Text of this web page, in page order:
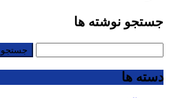
جستجو نوشته ها
دسته ها